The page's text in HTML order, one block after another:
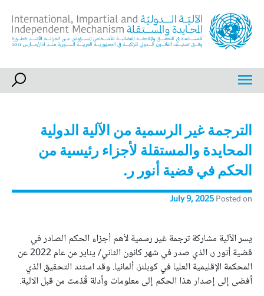
content
IIIM
International, Impartial and Independent Mechanism
الترجمة غير الرسمية من الآلية الدولية
المحايدة والمستقلة لأجزاء رئيسية من
الحكم في قضية أنور ر.
Posted on
July 9, 2025
يسر الآلية مشاركة ترجمة غير رسمية لأهم أجزاء الحكم الصادر في
قضية أنور ر، الذي صدر في شهر كانون الثاني/ يناير من عام 2022 عن
المحكمة الإقليمية العليا في كوبلنز، ألمانيا. وقد استند التحقيق الذي
أفضى إلى إصدار هذا الحكم إلى معلومات وأدلة قُدِّمت من قبل الالية.